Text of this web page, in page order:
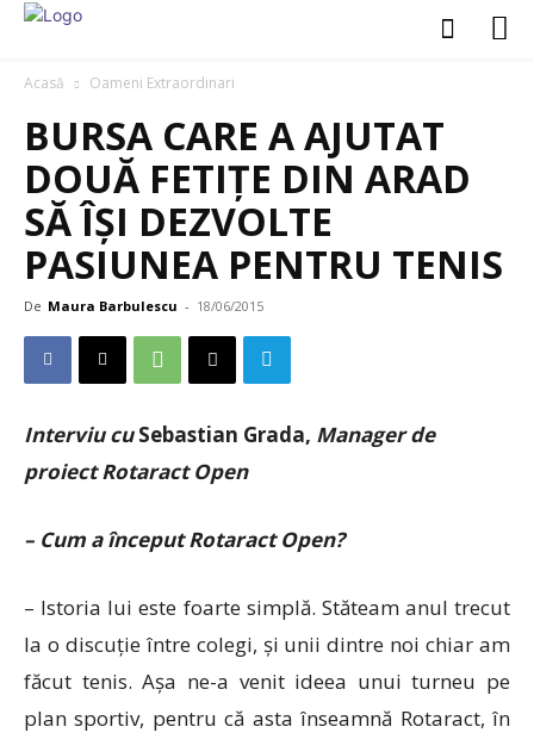
Acasă Oameni Extraordinari
BURSA CARE A AJUTAT
DOUĂ FETIȚE DIN ARAD
SĂ ÎȘI DEZVOLTE
PASIUNEA PENTRU TENIS
De Maura Barbulescu - 18/06/2015
Interviu cuSebastian Grada, Manager de
proiect Rotaract Open
– Cum a început Rotaract Open?
– Istoria lui este foarte simplă. Stăteam anul trecut
la o discuție între colegi, și unii dintre noi chiar am
făcut tenis. Așa ne-a venit ideea unui turneu pe
plan sportiv, pentru că asta înseamnă Rotaract, în